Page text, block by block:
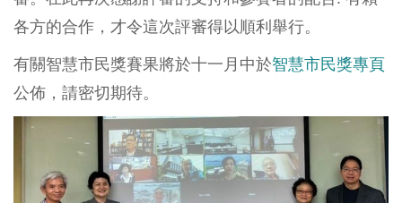
各方的合作，才令這次評審得以順利舉行。
有關智慧市民獎賽果將於十一月中於智慧市民獎專頁
公佈，請密切期待。